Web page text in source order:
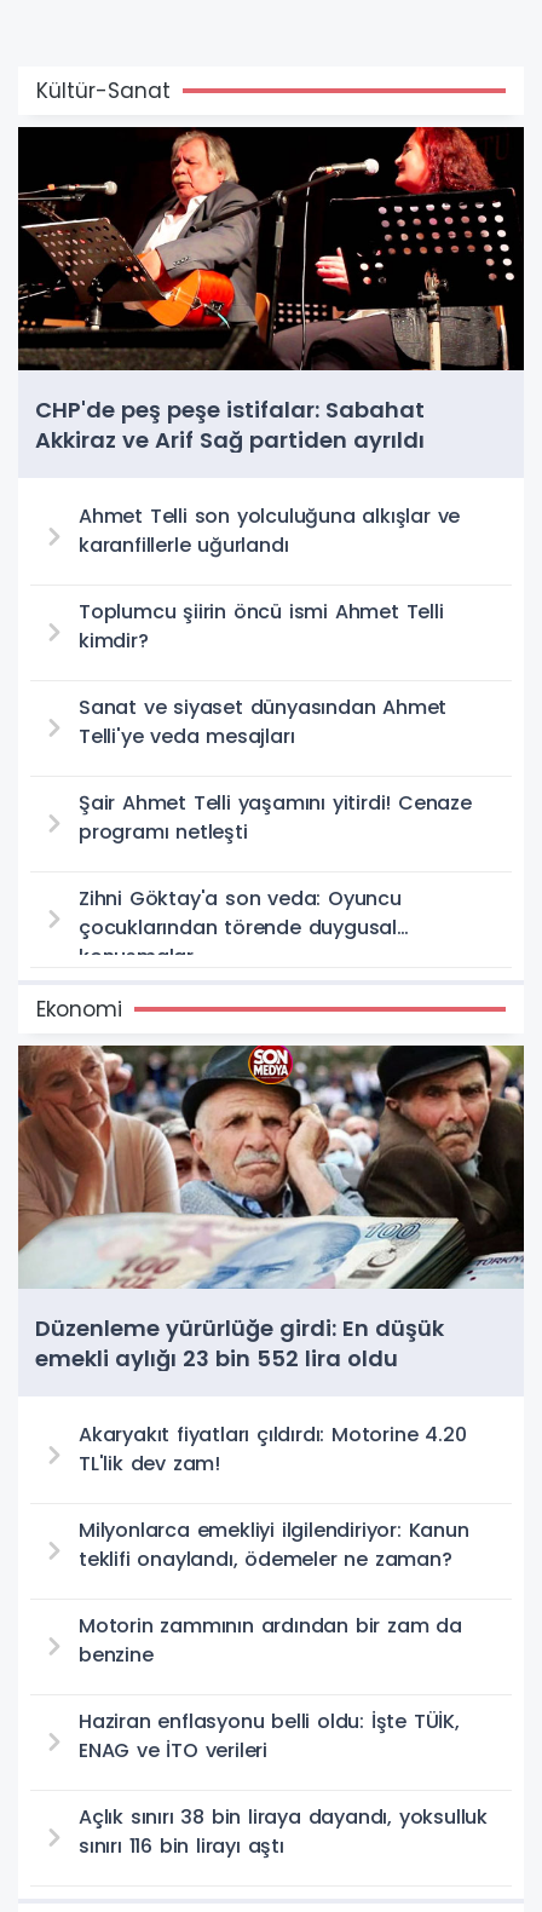
Kültür-Sanat
CHP'de peş peşe istifalar: Sabahat
Akkiraz ve Arif Sağ partiden ayrıldı
Ahmet Telli son yolculuğuna alkışlar ve
karanfillerle uğurlandı
Toplumcu şiirin öncü ismi Ahmet Telli
kimdir?
Sanat ve siyaset dünyasından Ahmet
Telli'ye veda mesajları
Şair Ahmet Telli yaşamını yitirdi! Cenaze
programı netleşti
Zihni Göktay'a son veda: Oyuncu
çocuklarından törende duygusal
konuşmalar
Ekonomi
Düzenleme yürürlüğe girdi: En düşük
emekli aylığı 23 bin 552 lira oldu
Akaryakıt fiyatları çıldırdı: Motorine 4.20
TL'lik dev zam!
Milyonlarca emekliyi ilgilendiriyor: Kanun
teklifi onaylandı, ödemeler ne zaman?
Motorin zammının ardından bir zam da
benzine
Haziran enflasyonu belli oldu: İşte TÜİK,
ENAG ve İTO verileri
Açlık sınırı 38 bin liraya dayandı, yoksulluk
sınırı 116 bin lirayı aştı